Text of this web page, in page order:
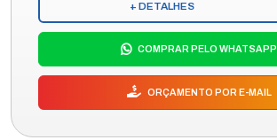
+ DETALHES
COMPRAR PELO WHATSAPP
ORÇAMENTO POR E-MAIL